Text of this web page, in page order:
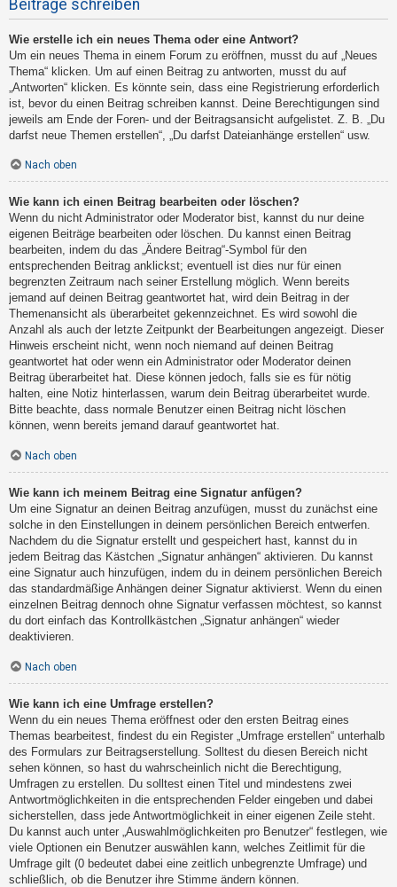
Beiträge schreiben
Wie erstelle ich ein neues Thema oder eine Antwort?
Um ein neues Thema in einem Forum zu eröffnen, musst du auf „Neues
Thema“ klicken. Um auf einen Beitrag zu antworten, musst du auf
„Antworten“ klicken. Es könnte sein, dass eine Registrierung erforderlich
ist, bevor du einen Beitrag schreiben kannst. Deine Berechtigungen sind
jeweils am Ende der Foren- und der Beitragsansicht aufgelistet. Z. B. „Du
darfst neue Themen erstellen“, „Du darfst Dateianhänge erstellen“ usw.
Nach oben
Wie kann ich einen Beitrag bearbeiten oder löschen?
Wenn du nicht Administrator oder Moderator bist, kannst du nur deine
eigenen Beiträge bearbeiten oder löschen. Du kannst einen Beitrag
bearbeiten, indem du das „Ändere Beitrag“-Symbol für den
entsprechenden Beitrag anklickst; eventuell ist dies nur für einen
begrenzten Zeitraum nach seiner Erstellung möglich. Wenn bereits
jemand auf deinen Beitrag geantwortet hat, wird dein Beitrag in der
Themenansicht als überarbeitet gekennzeichnet. Es wird sowohl die
Anzahl als auch der letzte Zeitpunkt der Bearbeitungen angezeigt. Dieser
Hinweis erscheint nicht, wenn noch niemand auf deinen Beitrag
geantwortet hat oder wenn ein Administrator oder Moderator deinen
Beitrag überarbeitet hat. Diese können jedoch, falls sie es für nötig
halten, eine Notiz hinterlassen, warum dein Beitrag überarbeitet wurde.
Bitte beachte, dass normale Benutzer einen Beitrag nicht löschen
können, wenn bereits jemand darauf geantwortet hat.
Nach oben
Wie kann ich meinem Beitrag eine Signatur anfügen?
Um eine Signatur an deinen Beitrag anzufügen, musst du zunächst eine
solche in den Einstellungen in deinem persönlichen Bereich entwerfen.
Nachdem du die Signatur erstellt und gespeichert hast, kannst du in
jedem Beitrag das Kästchen „Signatur anhängen“ aktivieren. Du kannst
eine Signatur auch hinzufügen, indem du in deinem persönlichen Bereich
das standardmäßige Anhängen deiner Signatur aktivierst. Wenn du einen
einzelnen Beitrag dennoch ohne Signatur verfassen möchtest, so kannst
du dort einfach das Kontrollkästchen „Signatur anhängen“ wieder
deaktivieren.
Nach oben
Wie kann ich eine Umfrage erstellen?
Wenn du ein neues Thema eröffnest oder den ersten Beitrag eines
Themas bearbeitest, findest du ein Register „Umfrage erstellen“ unterhalb
des Formulars zur Beitragserstellung. Solltest du diesen Bereich nicht
sehen können, so hast du wahrscheinlich nicht die Berechtigung,
Umfragen zu erstellen. Du solltest einen Titel und mindestens zwei
Antwortmöglichkeiten in die entsprechenden Felder eingeben und dabei
sicherstellen, dass jede Antwortmöglichkeit in einer eigenen Zeile steht.
Du kannst auch unter „Auswahlmöglichkeiten pro Benutzer“ festlegen, wie
viele Optionen ein Benutzer auswählen kann, welches Zeitlimit für die
Umfrage gilt (0 bedeutet dabei eine zeitlich unbegrenzte Umfrage) und
schließlich, ob die Benutzer ihre Stimme ändern können.